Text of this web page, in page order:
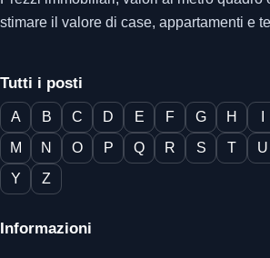
stimare il valore di case, appartamenti e
Tutti i posti
A B C D E F G H
M
N O P Q R S T U
Y
Z
Informazioni